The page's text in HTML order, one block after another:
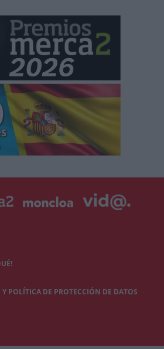
POLÍTICA DE PROTECCIÓN DE DATOS